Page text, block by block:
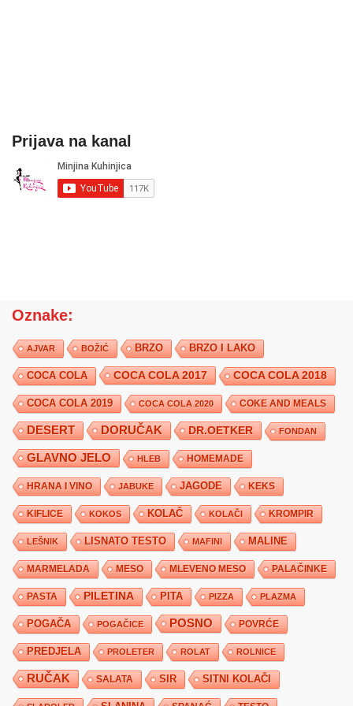
Prijava na kanal
Oznake:
AJVAR BOŽIĆ BRZO BRZO I LAKO
COCA COLA COCA COLA 2017 COCA COLA 2018
COCA COLA 2019 COCA COLA 2020 COKE AND MEALS
DESERT DORUČAK DR.OETKER FONDAN
GLAVNO JELO HLEB HOMEMADE
HRANA I VINO JABUKE JAGODE KEKS
KIFLICE KOKOS KOLAČ KOLAČI KROMPIR
LEŠNIK LISNATO TESTO MAFINI MALINE
MARMELADA MESO MLEVENO MESO PALAČINKE
PASTA PILETINA PITA PIZZA PLAZMA
POGAČA POGAČICE POSNO POVRĆE
PREDJELA PROLETER ROLAT ROLNICE
RUČAK SALATA SIR SITNI KOLAČI